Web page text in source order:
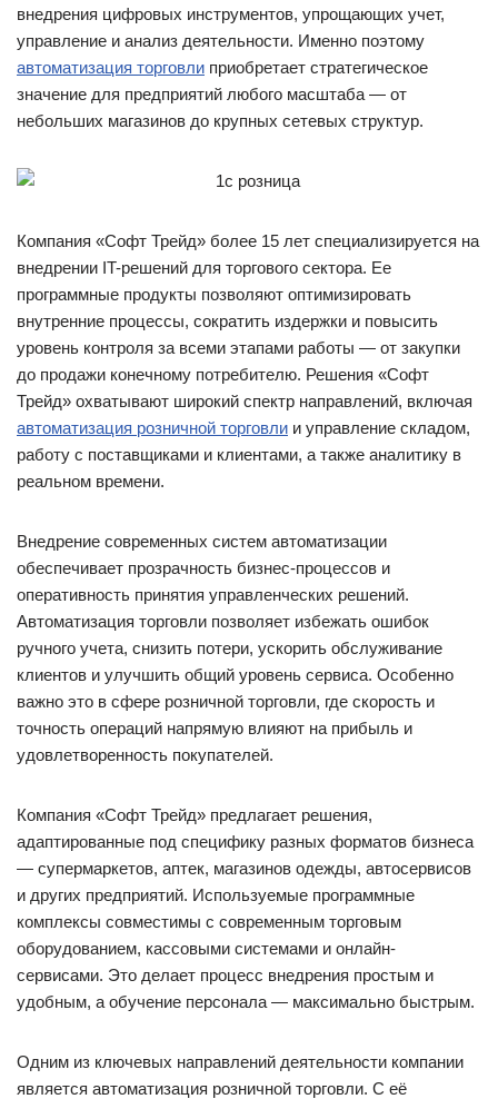
внедрения цифровых инструментов, упрощающих учет,
управление и анализ деятельности. Именно поэтому
автоматизация торговли приобретает стратегическое
значение для предприятий любого масштаба — от
небольших магазинов до крупных сетевых структур.
Компания «Софт Трейд» более 15 лет специализируется на
внедрении IT-решений для торгового сектора. Ее
программные продукты позволяют оптимизировать
внутренние процессы, сократить издержки и повысить
уровень контроля за всеми этапами работы — от закупки
до продажи конечному потребителю. Решения «Софт
Трейд» охватывают широкий спектр направлений, включая
автоматизация розничной торговли и управление складом,
работу с поставщиками и клиентами, а также аналитику в
реальном времени.
Внедрение современных систем автоматизации
обеспечивает прозрачность бизнес-процессов и
оперативность принятия управленческих решений.
Автоматизация торговли позволяет избежать ошибок
ручного учета, снизить потери, ускорить обслуживание
клиентов и улучшить общий уровень сервиса. Особенно
важно это в сфере розничной торговли, где скорость и
точность операций напрямую влияют на прибыль и
удовлетворенность покупателей.
Компания «Софт Трейд» предлагает решения,
адаптированные под специфику разных форматов бизнеса
— супермаркетов, аптек, магазинов одежды, автосервисов
и других предприятий. Используемые программные
комплексы совместимы с современным торговым
оборудованием, кассовыми системами и онлайн-
сервисами. Это делает процесс внедрения простым и
удобным, а обучение персонала — максимально быстрым.
Одним из ключевых направлений деятельности компании
является автоматизация розничной торговли. С её